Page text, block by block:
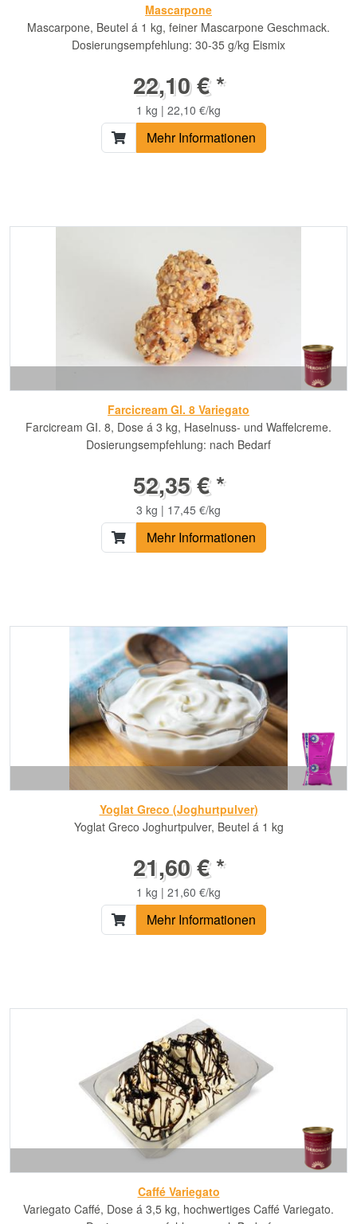
Mascarpone
Mascarpone, Beutel á 1 kg, feiner Mascarpone Geschmack.
Dosierungsempfehlung: 30-35 g/kg Eismix
22,10 € *
1 kg | 22,10 €/kg
Mehr Informationen
Farcicream Gl. 8 Variegato
Farcicream GI. 8, Dose á 3 kg, Haselnuss- und Waffelcreme.
Dosierungsempfehlung: nach Bedarf
52,35 € *
3 kg | 17,45 €/kg
Mehr Informationen
Yoglat Greco (Joghurtpulver)
Yoglat Greco Joghurtpulver, Beutel á 1 kg
21,60 € *
1 kg | 21,60 €/kg
Mehr Informationen
Caffé Variegato
Variegato Caffé, Dose á 3,5 kg, hochwertiges Caffé Variegato.